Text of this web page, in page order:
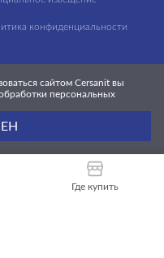
конфиденциальности
сайтом Cersanit вы
персональных
Где купить